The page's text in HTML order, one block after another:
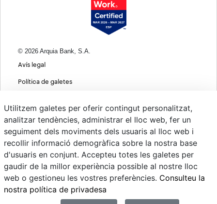
© 2026 Arquia Bank, S.A.
Avís legal
Política de galetes
Política de privacitat web
MIFID
Polítiques ASG
Psd22
Canvi de Divises
Sistema intern d'informació
Utilitzem galetes per oferir contingut personalitzat,
analitzar tendències, administrar el lloc web, fer un
seguiment dels moviments dels usuaris al lloc web i
recollir informació demogràfica sobre la nostra base
d'usuaris en conjunt. Accepteu totes les galetes per
gaudir de la millor experiència possible al nostre lloc
web o gestioneu les vostres preferències. Consulteu la
nostra política de privadesa